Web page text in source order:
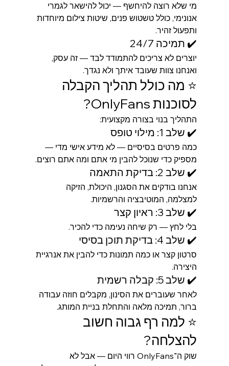
מי שלא רוצה להיחשף — יכול להישאר לגמרי
אנונימי, כולל טשטוש פנים, שיטות צילום מיוחדות
ותפעול זהיר.
✔️ תמיכה 24/7
יוצרים לא צריכים להתמודד לבד — זה עסק,
ואנחנו צוות שעובד איתך ולא נגדך.
⭐ מה כולל תהליך הקבלה
לסוכנות OnlyFans?
התהליך בנוי בצורה מקצועית:
✔️ שלב 1: מילוי טופס
כמה פרטים בסיסיים — לא מידע אישי מדי —
מספיק כדי שנוכל להבין מי אתם ומה אתם רוצים.
✔️ שלב 2: בדיקת התאמה
אנחנו בודקים את הסגנון, היכולת, הזיקה
למצלמה, המוטיבציה והרשמיות.
✔️ שלב 3: ראיון קצר
בלי לחץ — רק שיחה נעימה כדי להכיר.
✔️ שלב 4: בדיקת תוכן בסיסי
סרטון קצר או כמה תמונות כדי להבין את אנרגיית
היצירה.
✔️ שלב 5: קבלה רשמית
לאחר שעוברים את הסינון, מקבלים חוזה עבודה
ברור, תמיכה מלאה והתחלת בניית המותג.
⭐ למה רף גבוה חשוב
להצלחה?
שוק ה־OnlyFans רווי היום — אבל לא